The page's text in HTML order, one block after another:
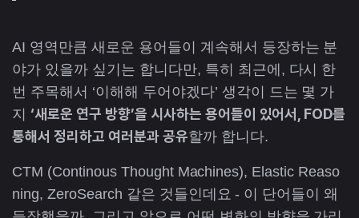
AI 영역만큼 새로운 용어들이 계속해서 등장하는 분
야가 있을까 싶기는 합니다만, 특히 최근에, 다시 한
번 주목해서 ‘이해해 두어야겠다’ 생각이 드는 몇 가
지 ‘새로운 연구 방향’을 시사하는 용어들이 있어서, FOD를
통해서 정리하고 여러분과 공유할까 합니다.
CTM (Continous Thought Machines), Elastic Reaso
ning, ZeroSearch 같은 것들인데요 - 이 단어들이 왜